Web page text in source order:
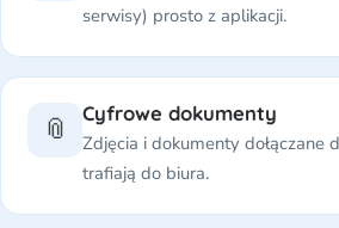
serwisy) prosto z aplikacji.
📎 Cyfrowe dokumenty
Zdjęcia i dokumenty dołączane
trafiają do biura.